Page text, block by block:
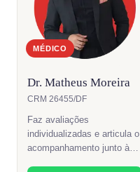
MÉDICO
Dr. Matheus Moreira
CRM 26455/DF
Faz avaliações
individualizadas e articula o
acompanhamento junto às